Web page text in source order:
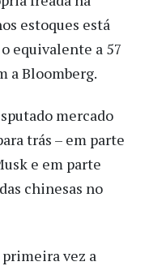
estoques está
equivalente a 57
a Bloomberg.
mercado
trás – em parte
e em parte
chinesas no
primeira vez a